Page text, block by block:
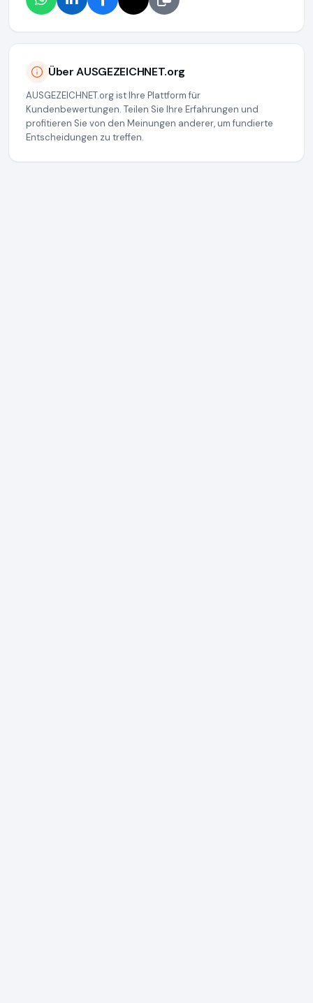
Über AUSGEZEICHNET.org
AUSGEZEICHNET.org ist Ihre Plattform für
Kundenbewertungen. Teilen Sie Ihre Erfahrungen und
profitieren Sie von den Meinungen anderer, um fundierte
Entscheidungen zu treffen.